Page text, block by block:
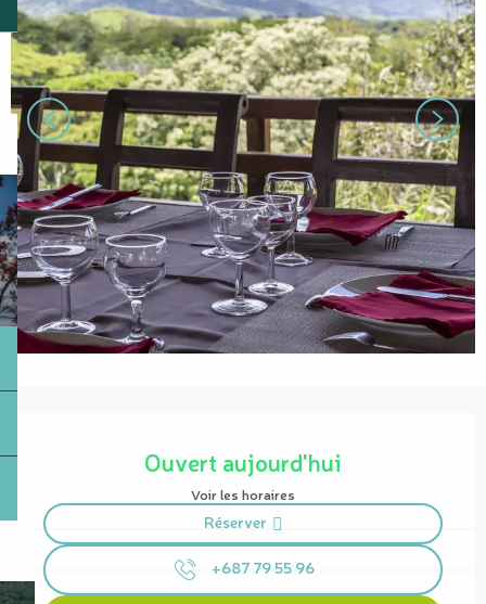
Ouvert aujourd'hui
Voir les horaires
Réserver
+687 79 55 96